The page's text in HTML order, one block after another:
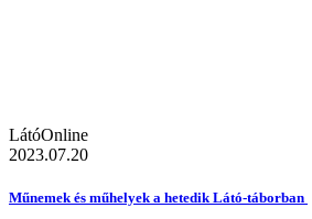
LátóOnline
2023.07.20
Műnemek és műhelyek a hetedik Látó-táborban